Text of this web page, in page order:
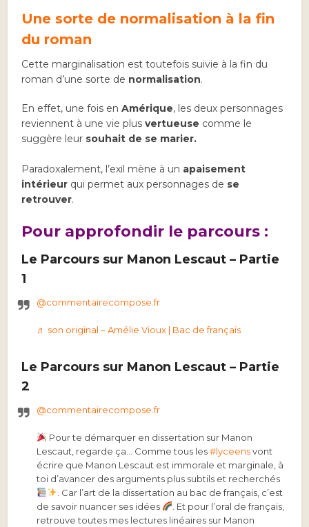
Une sorte de normalisation à la fin
du roman
Cette marginalisation est toutefois suivie à la fin du
roman d’une sorte de normalisation.
En effet, une fois enAmérique, les deux personnages
reviennent à une vie plusvertueuse comme le
suggère leur souhait de se marier.
Paradoxalement, l’exil mène à un apaisement
intérieur qui permet aux personnages de se
retrouver.
Pour approfondir le parcours :
Le Parcours sur Manon Lescaut – Partie
1
@commentairecompose.fr
♬ son original – Amélie Vioux | Bac de français
Le Parcours sur Manon Lescaut – Partie
2
@commentairecompose.fr
Pour te démarquer en dissertation sur Manon
Lescaut, regarde ça… Comme tous les#lyceensvont
écrire que Manon Lescaut est immorale et marginale, à
toi d’avancer des arguments plus subtils et recherchés
. Car l’art de la dissertation au bac de français, c’est
de savoir nuancer ses idées
. Et pour l’oral de français,
retrouve toutes mes lectures linéaires sur Manon